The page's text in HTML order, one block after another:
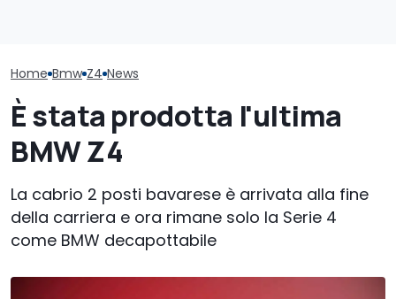
Home Bmw Z4 News
È stata prodotta l'ultima
BMW Z4
La cabrio 2 posti bavarese è arrivata alla fine
della carriera e ora rimane solo la Serie 4
come BMW decapottabile